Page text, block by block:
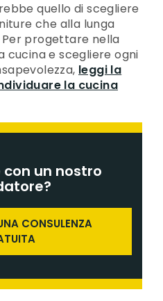
quello di scegliere
che alla lunga
progettare nella
cucina e scegliere ogni
leggi la
la cucina
un nostro
CONSULENZA